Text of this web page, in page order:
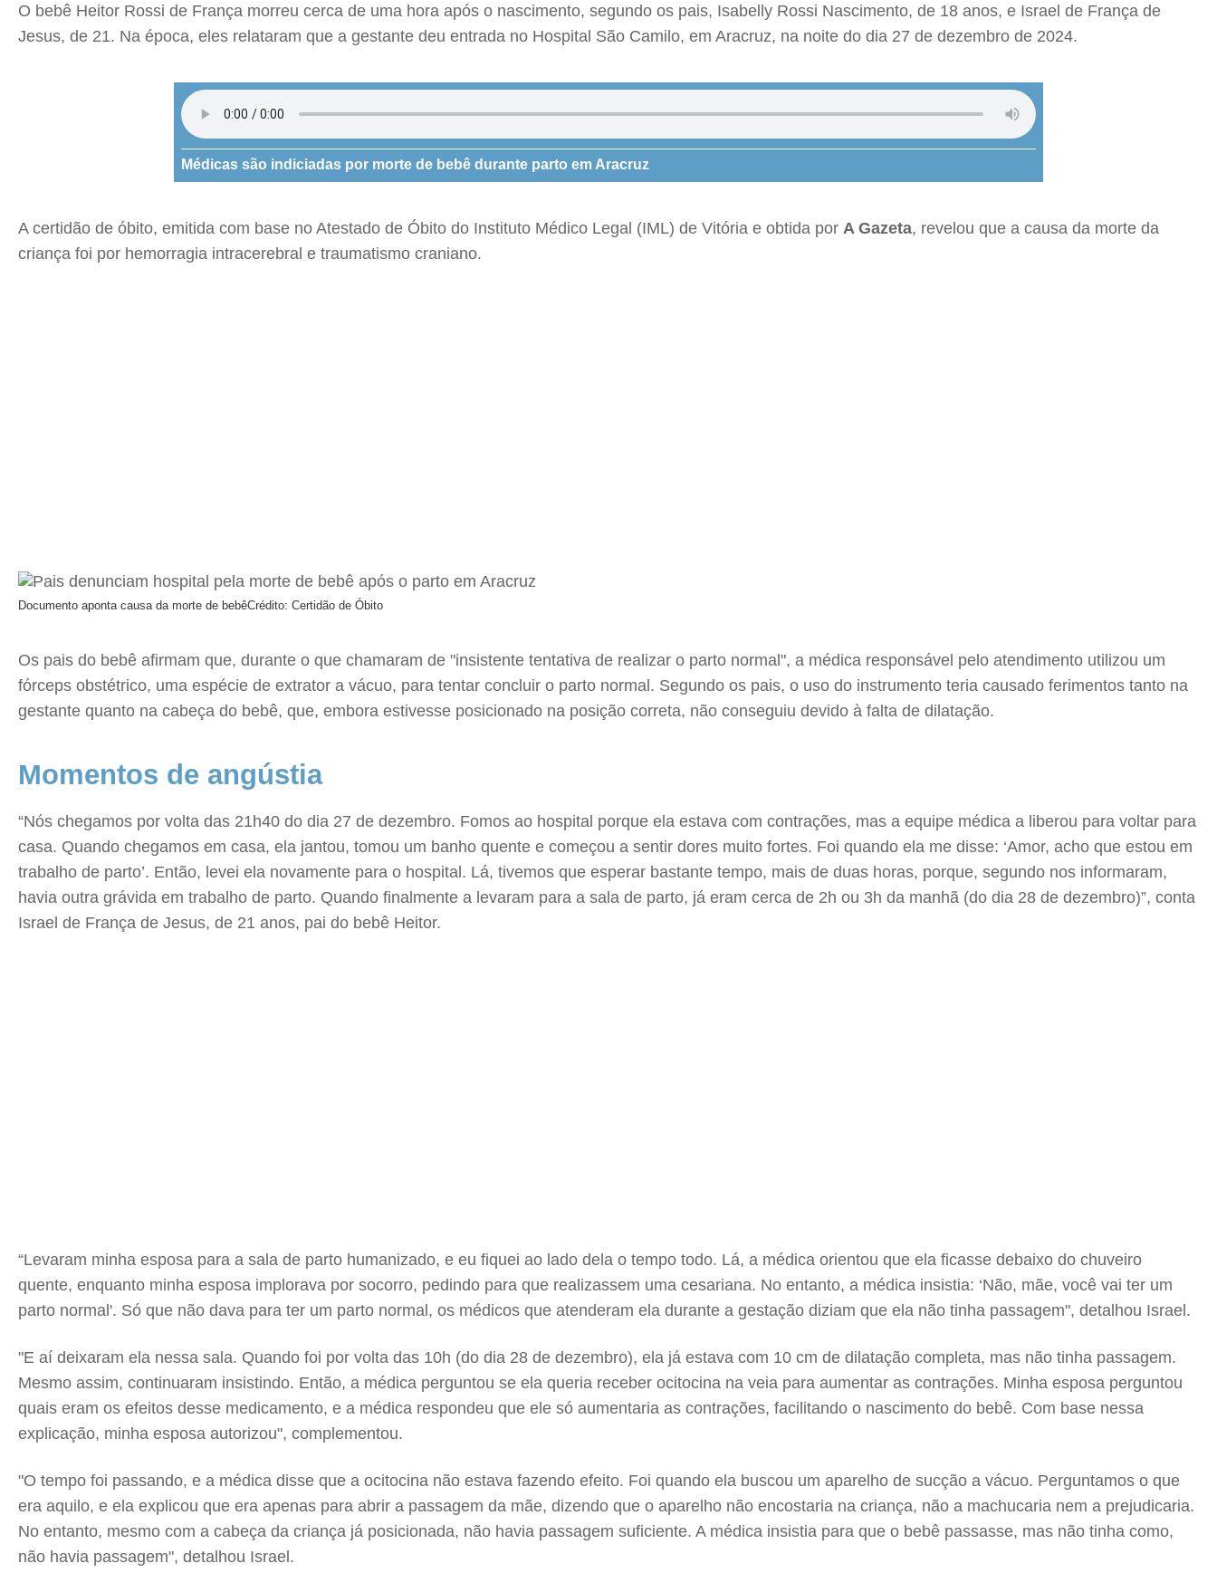
O bebê Heitor Rossi de França morreu cerca de uma hora após o nascimento, segundo os pais, Isabelly Rossi Nascimento, de 18 anos, e Israel de França de
Jesus, de 21. Na época, eles relataram que a gestante deu entrada no Hospital São Camilo, em Aracruz, na noite do dia 27 de dezembro de 2024.
Médicas são indiciadas por morte de bebê durante parto em Aracruz
A certidão de óbito, emitida com base no Atestado de Óbito do Instituto Médico Legal (IML) de Vitória e obtida por A Gazeta, revelou que a causa da morte da
criança foi por hemorragia intracerebral e traumatismo craniano.
Documento aponta causa da morte de bebêCrédito: Certidão de Óbito
Os pais do bebê afirmam que, durante o que chamaram de "insistente tentativa de realizar o parto normal", a médica responsável pelo atendimento utilizou um
fórceps obstétrico, uma espécie de extrator a vácuo, para tentar concluir o parto normal. Segundo os pais, o uso do instrumento teria causado ferimentos tanto na
gestante quanto na cabeça do bebê, que, embora estivesse posicionado na posição correta, não conseguiu devido à falta de dilatação.
Momentos de angústia
“Nós chegamos por volta das 21h40 do dia 27 de dezembro. Fomos ao hospital porque ela estava com contrações, mas a equipe médica a liberou para voltar para
casa. Quando chegamos em casa, ela jantou, tomou um banho quente e começou a sentir dores muito fortes. Foi quando ela me disse: ‘Amor, acho que estou em
trabalho de parto’. Então, levei ela novamente para o hospital. Lá, tivemos que esperar bastante tempo, mais de duas horas, porque, segundo nos informaram,
havia outra grávida em trabalho de parto. Quando finalmente a levaram para a sala de parto, já eram cerca de 2h ou 3h da manhã (do dia 28 de dezembro)”, conta
Israel de França de Jesus, de 21 anos, pai do bebê Heitor.
“Levaram minha esposa para a sala de parto humanizado, e eu fiquei ao lado dela o tempo todo. Lá, a médica orientou que ela ficasse debaixo do chuveiro
quente, enquanto minha esposa implorava por socorro, pedindo para que realizassem uma cesariana. No entanto, a médica insistia: ‘Não, mãe, você vai ter um
parto normal'. Só que não dava para ter um parto normal, os médicos que atenderam ela durante a gestação diziam que ela não tinha passagem", detalhou Israel.
"E aí deixaram ela nessa sala. Quando foi por volta das 10h (do dia 28 de dezembro), ela já estava com 10 cm de dilatação completa, mas não tinha passagem.
Mesmo assim, continuaram insistindo. Então, a médica perguntou se ela queria receber ocitocina na veia para aumentar as contrações. Minha esposa perguntou
quais eram os efeitos desse medicamento, e a médica respondeu que ele só aumentaria as contrações, facilitando o nascimento do bebê. Com base nessa
explicação, minha esposa autorizou", complementou.
"O tempo foi passando, e a médica disse que a ocitocina não estava fazendo efeito. Foi quando ela buscou um aparelho de sucção a vácuo. Perguntamos o que
era aquilo, e ela explicou que era apenas para abrir a passagem da mãe, dizendo que o aparelho não encostaria na criança, não a machucaria nem a prejudicaria.
No entanto, mesmo com a cabeça da criança já posicionada, não havia passagem suficiente. A médica insistia para que o bebê passasse, mas não tinha como,
não havia passagem", detalhou Israel.